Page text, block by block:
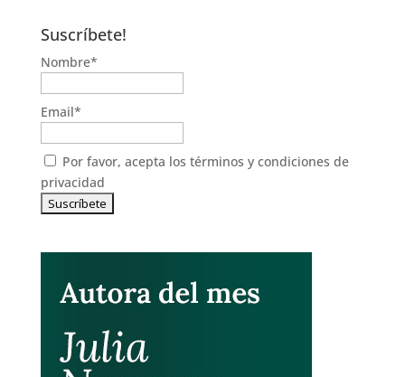
Suscríbete!
Nombre*
Email*
Por favor, acepta los términos y condiciones de
privacidad